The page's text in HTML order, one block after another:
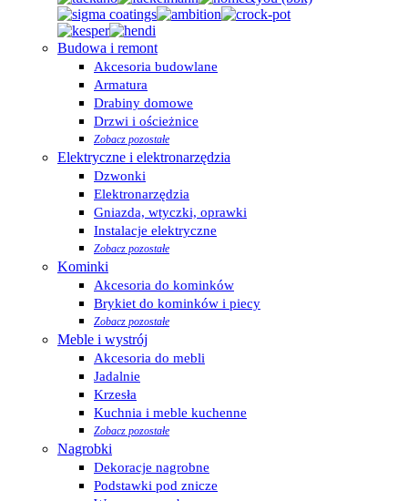
Budowa i remont
Akcesoria budowlane
Armatura
Drabiny domowe
Drzwi i ościeżnice
Zobacz pozostałe
Elektryczne i elektronarzędzia
Dzwonki
Elektronarzędzia
Gniazda, wtyczki, oprawki
Instalacje elektryczne
Zobacz pozostałe
Kominki
Akcesoria do kominków
Brykiet do kominków i piecy
Zobacz pozostałe
Meble i wystrój
Akcesoria do mebli
Jadalnie
Krzesła
Kuchnia i meble kuchenne
Zobacz pozostałe
Nagrobki
Dekoracje nagrobne
Podstawki pod znicze